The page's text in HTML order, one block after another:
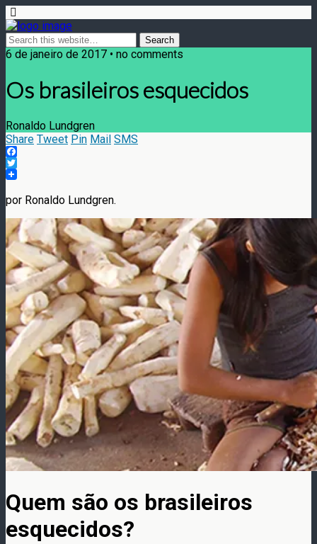
6 de janeiro de 2017 • no comments
Os brasileiros esquecidos
Ronaldo Lundgren
Share Tweet Pin Mail SMS
Facebook
Twitter
por Ronaldo Lundgren.
Quem são os brasileiros
esquecidos?